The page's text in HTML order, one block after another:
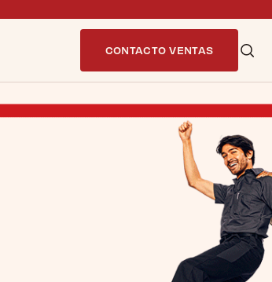
CONTACTO VENTAS